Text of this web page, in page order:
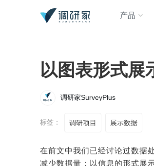
产品
以图表形式展
调研家SurveyPlus
标签： 调研项目 展示数据
在前文中我们已经讨论过数据
减少数据量；以信息的形式展